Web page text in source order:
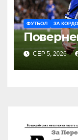
ФУТБОЛ ЗА
СЕР 5, 2026